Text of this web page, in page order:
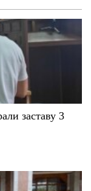
заставу 3